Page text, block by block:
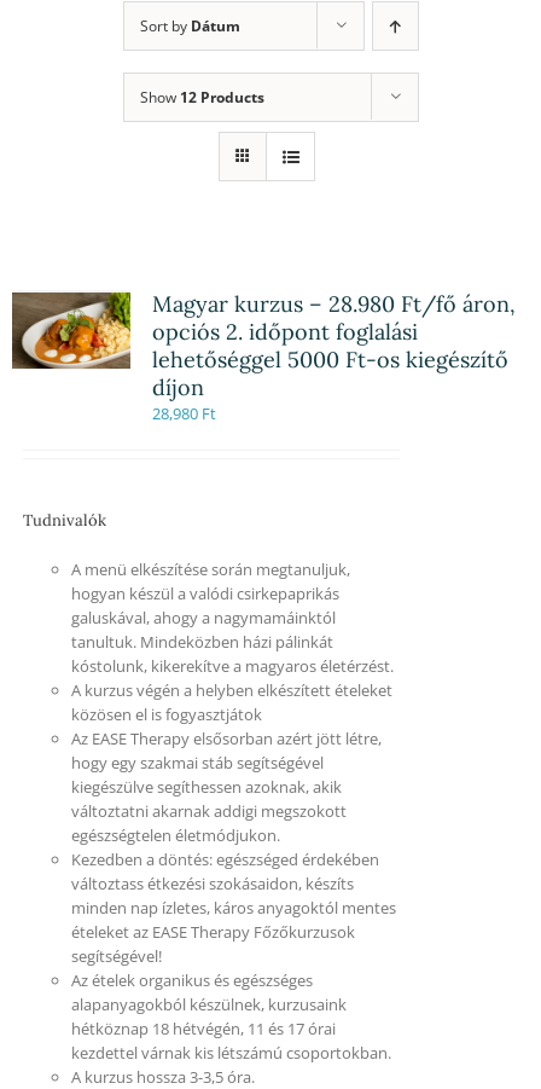
Sort by Dátum
Show 12 Products
Magyar kurzus – 28.980 Ft/fő áron,
opciós 2. időpont foglalási
lehetőséggel 5000 Ft-os kiegészítő
díjon
28,980 Ft
Tudnivalók
A menü elkészítése során megtanuljuk,
hogyan készül a valódi csirkepaprikás
galuskával, ahogy a nagymamáinktól
tanultuk. Mindeközben házi pálinkát
kóstolunk, kikerekítve a magyaros életérzést.
A kurzus végén a helyben elkészített ételeket
közösen el is fogyasztjátok
Az EASE Therapy elsősorban azért jött létre,
hogy egy szakmai stáb segítségével
kiegészülve segíthessen azoknak, akik
változtatni akarnak addigi megszokott
egészségtelen életmódjukon.
Kezedben a döntés: egészséged érdekében
változtass étkezési szokásaidon, készíts
minden nap ízletes, káros anyagoktól mentes
ételeket az EASE Therapy Főzőkurzusok
segítségével!
Az ételek organikus és egészséges
alapanyagokból készülnek, kurzusaink
hétköznap 18 hétvégén, 11 és 17 órai
kezdettel várnak kis létszámú csoportokban.
A kurzus hossza 3-3,5 óra.